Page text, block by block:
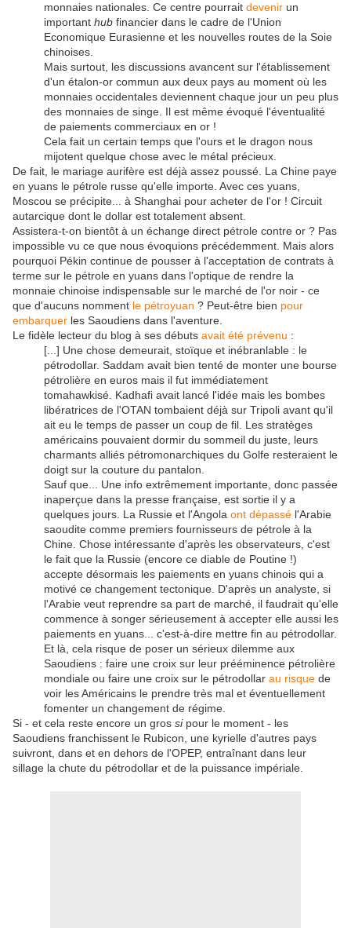
monnaies nationales. Ce centre pourrait devenir un
important hub financier dans le cadre de l'Union
Economique Eurasienne et les nouvelles routes de la Soie
chinoises.
Mais surtout, les discussions avancent sur l'établissement
d'un étalon-or commun aux deux pays au moment où les
monnaies occidentales deviennent chaque jour un peu plus
des monnaies de singe. Il est même évoqué l'éventualité
de paiements commerciaux en or !
Cela fait un certain temps que l'ours et le dragon nous
mijotent quelque chose avec le métal précieux.
De fait, le mariage aurifère est déjà assez poussé. La Chine paye
en yuans le pétrole russe qu'elle importe. Avec ces yuans,
Moscou se précipite... à Shanghai pour acheter de l'or ! Circuit
autarcique dont le dollar est totalement absent.
Assistera-t-on bientôt à un échange direct pétrole contre or ? Pas
impossible vu ce que nous évoquions précédemment. Mais alors
pourquoi Pékin continue de pousser à l'acceptation de contrats à
terme sur le pétrole en yuans dans l'optique de rendre la
monnaie chinoise indispensable sur le marché de l'or noir - ce
que d'aucuns nomment le pétroyuan ? Peut-être bien pour
embarquer les Saoudiens dans l'aventure.
Le fidèle lecteur du blog à ses débuts avait été prévenu :
[...] Une chose demeurait, stoïque et inébranlable : le
pétrodollar. Saddam avait bien tenté de monter une bourse
pétrolière en euros mais il fut immédiatement
tomahawkisé. Kadhafi avait lancé l'idée mais les bombes
libératrices de l'OTAN tombaient déjà sur Tripoli avant qu'il
ait eu le temps de passer un coup de fil. Les stratèges
américains pouvaient dormir du sommeil du juste, leurs
charmants alliés pétromonarchiques du Golfe resteraient le
doigt sur la couture du pantalon.
Sauf que... Une info extrêmement importante, donc passée
inaperçue dans la presse française, est sortie il y a
quelques jours. La Russie et l'Angola ont dépassé l'Arabie
saoudite comme premiers fournisseurs de pétrole à la
Chine. Chose intéressante d'après les observateurs, c'est
le fait que la Russie (encore ce diable de Poutine !)
accepte désormais les paiements en yuans chinois qui a
motivé ce changement tectonique. D'après un analyste, si
l'Arabie veut reprendre sa part de marché, il faudrait qu'elle
commence à songer sérieusement à accepter elle aussi les
paiements en yuans... c'est-à-dire mettre fin au pétrodollar.
Et là, cela risque de poser un sérieux dilemme aux
Saoudiens : faire une croix sur leur prééminence pétrolière
mondiale ou faire une croix sur le pétrodollar au risque de
voir les Américains le prendre très mal et éventuellement
fomenter un changement de régime.
Si - et cela reste encore un gros sipour le moment - les
Saoudiens franchissent le Rubicon, une kyrielle d'autres pays
suivront, dans et en dehors de l'OPEP, entraînant dans leur
sillage la chute du pétrodollar et de la puissance impériale.